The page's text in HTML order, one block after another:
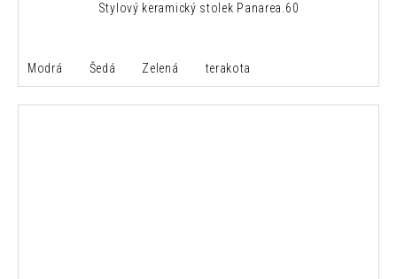
Stylový keramický stolek Panarea.60
Modrá Šedá Zelená terakota